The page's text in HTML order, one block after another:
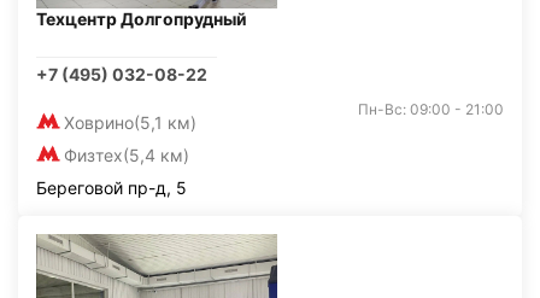
Техцентр Долгопрудный
+7 (495) 032-08-22
Ховрино(5,1 км)
Физтех(5,4 км)
Пн-Вс: 09:00 - 21:00
Береговой пр-д, 5